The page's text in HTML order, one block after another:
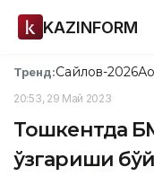
KAZINFORM
Тренд:Сайлов-2026
20:53, 29 Май 2023
Тошкентда
ўзгариши